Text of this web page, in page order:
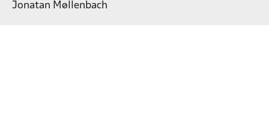
Jonatan Møllenbach